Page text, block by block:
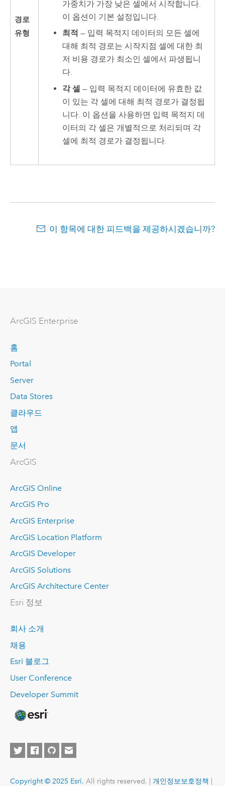
경로
유형
가중치가 가장 낮은 셀에서 시작합니다.
이 옵션이 기본 설정입니다.
최적 — 입력 목적지 데이터의 모든 셀에
대해 최적 경로는 시작지점 셀에 대한 최
저 비용 경로가 최소인 셀에서 파생됩니
다.
각 셀 — 입력 목적지 데이터에 유효한 값
이 있는 각 셀에 대해 최적 경로가 결정됩
니다. 이 옵션을 사용하면 입력 목적지 데
이터의 각 셀은 개별적으로 처리되며 각
셀에 최적 경로가 결정됩니다.
이 항목에 대한 피드백을 제공하시겠습니까?
ArcGIS Enterprise
홈
Portal
Server
Data Stores
클라우드
앱
문서
ArcGIS
ArcGIS Online
ArcGIS Pro
ArcGIS Enterprise
ArcGIS Location Platform
ArcGIS Developer
ArcGIS Solutions
ArcGIS Architecture Center
Esri 정보
회사 소개
채용
Esri 블로그
User Conference
Developer Summit
Copyright © 2025 Esri. All rights reserved. | 개인정보보호정책